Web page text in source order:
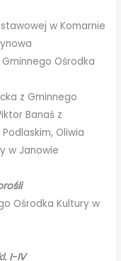
w Komarnie
Ośrodka
z Gminnego
Banaś z
Oliwia
w Janowie
Ośrodka Kultury w
I-IV